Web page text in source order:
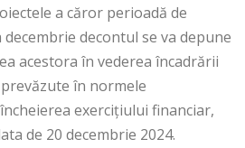
a căror perioadă de
decontul se va depune
acestora în vederea încadrării
în normele
exercițiului financiar,
de 20 decembrie 2024.